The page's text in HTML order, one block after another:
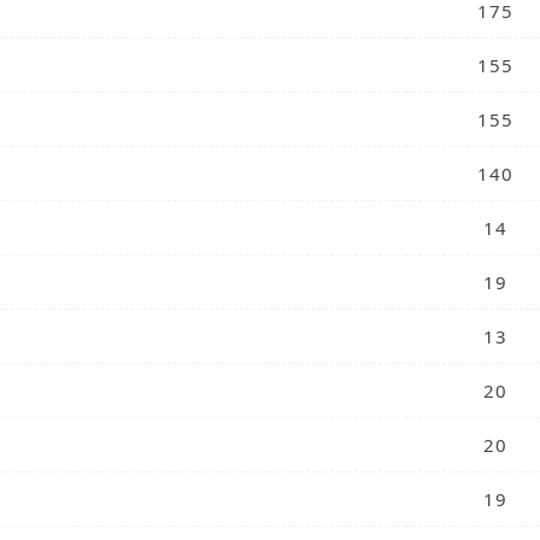
175
155
155
140
14
19
13
20
20
19